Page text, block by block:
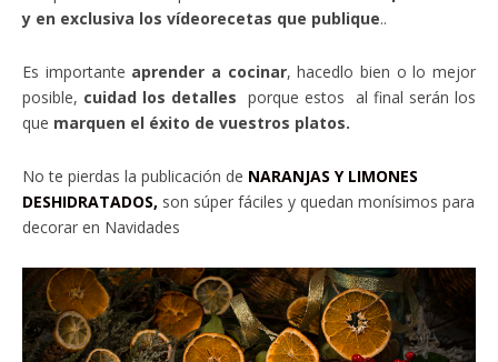
y en exclusiva los vídeorecetas que publique..
Es importante aprender a cocinar, hacedlo bien o lo mejor
posible, cuidad los detalles porque estos al final serán los
que marquen el éxito de vuestros platos.
No te pierdas la publicación de NARANJAS Y LIMONES
DESHIDRATADOS, son súper fáciles y quedan monísimos para
decorar en Navidades